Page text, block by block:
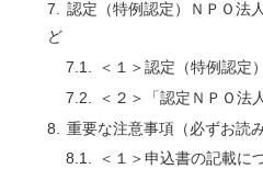
認定（特例認定）ＮＰＯ法
ど
＜１＞認定（特例認定
＜２＞「認定ＮＰＯ法
重要な注意事項（必ずお読
＜１＞申込書の記載に